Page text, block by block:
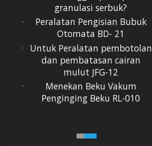
granulasi serbuk?
Peralatan Pengisian Bubuk
Otomata BD- 21
Untuk Peralatan pembotolan
dan pembatasan cairan
mulut JFG-12
Menekan Beku Vakum
Penginging Beku RL-010